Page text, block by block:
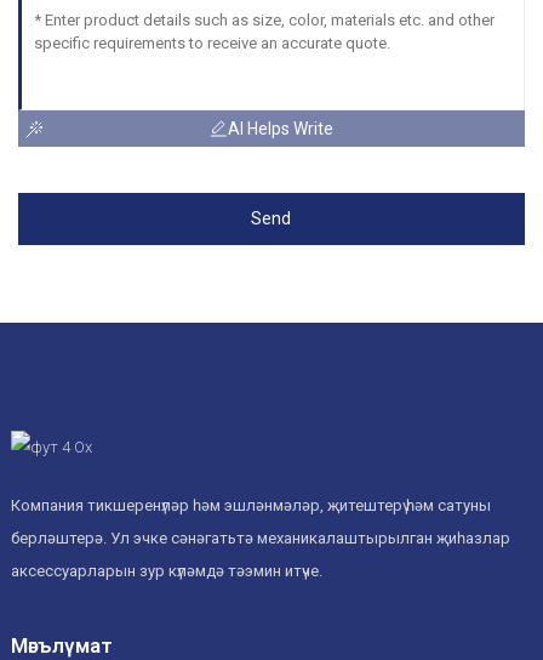
AI Helps Write
Send
Компания тикшеренүләр һәм эшләнмәләр, җитештерү һәм сатуны
берләштерә. Ул эчке сәнәгатьтә механикалаштырылган җиһазлар
аксессуарларын зур күләмдә тәэмин итүче.
Мәгълүмат